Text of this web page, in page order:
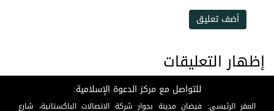
أضف تعليق
إظهار التعليقات
للتواصل مع مركز الدعوة الإسلامية:
المقر الرئيسي: فيضان مدينة بجوار شركة الاتصالات الباكستانية، شارع